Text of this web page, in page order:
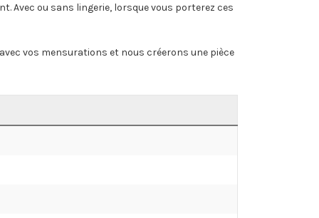
Avec ou sans lingerie, lorsque vous porterez ces
vos mensurations et nous créerons une pièce